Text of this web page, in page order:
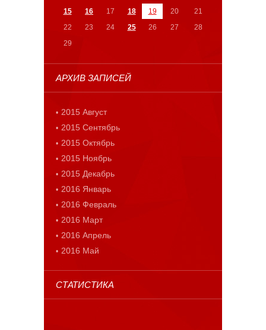
15
16 17 18 19 20
21
22
23 24 25 26 27
28
29
АРХИВ ЗАПИСЕЙ
2015 Август
2015 Сентябрь
2015 Октябрь
2015 Ноябрь
2015 Декабрь
2016 Январь
2016 Февраль
2016 Март
2016 Апрель
2016 Май
СТАТИСТИКА